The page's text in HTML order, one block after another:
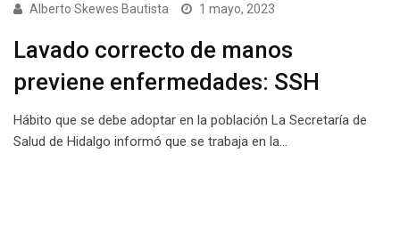
Alberto Skewes Bautista 1 mayo, 2023
Lavado correcto de manos
previene enfermedades: SSH
Hábito que se debe adoptar en la población La Secretaría de
Salud de Hidalgo informó que se trabaja en la…